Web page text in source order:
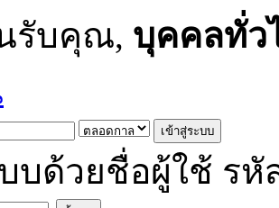
รับคุณ, บุคคลทั่ว
บด้วยชื่อผู้ใช้ รหั